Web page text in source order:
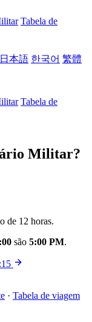
Tabela de
日本語 한국어 繁體
Tabela de
Militar?
de 12 horas.
são 5:00 PM.
· Tabela de viagem